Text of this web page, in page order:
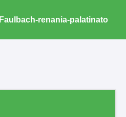
Faulbach-renania-palatinato